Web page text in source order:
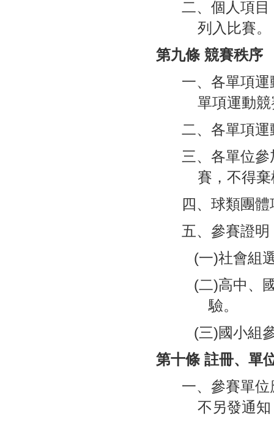
二、個人項
列入比賽。
第九條 競賽秩序
一、各單項
單項運動
二、各單項
三、各單位
賽，不得
四、球類團
五、參賽證明
(一)社會組
(二)高中、
驗。
(三)國小組
第十條 註冊、單
一、參賽單
不另發通